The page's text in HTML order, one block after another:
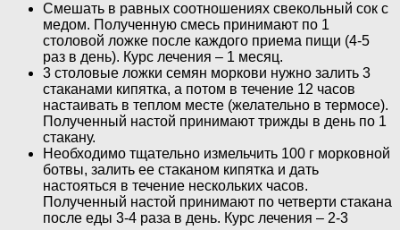
Смешать в равных соотношениях свекольный сок с
медом. Полученную смесь принимают по 1
столовой ложке после каждого приема пищи (4-5
раз в день). Курс лечения – 1 месяц.
3 столовые ложки семян моркови нужно залить 3
стаканами кипятка, а потом в течение 12 часов
настаивать в теплом месте (желательно в термосе).
Полученный настой принимают трижды в день по 1
стакану.
Необходимо тщательно измельчить 100 г морковной
ботвы, залить ее стаканом кипятка и дать
настояться в течение нескольких часов.
Полученный настой принимают по четверти стакана
после еды 3-4 раза в день. Курс лечения – 2-3